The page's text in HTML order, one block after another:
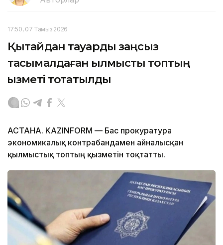
17:50, 07 Тамыз 2026
Қытайдан тауарды заңсыз
тасымалдаған қылмыстық топтың
қызметі тоқтатылды
АСТАНА. KAZINFORM — Бас прокуратура
экономикалық контрабандамен айналысқан
қылмыстық топтың қызметін тоқтатты.